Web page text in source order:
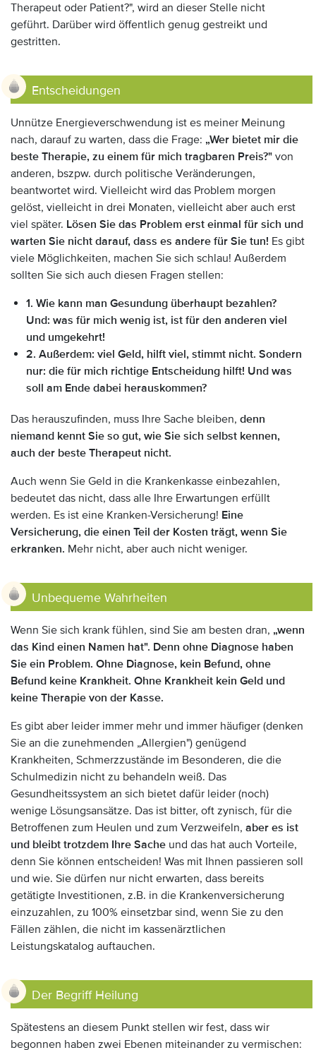
Therapeut oder Patient?", wird an dieser Stelle nicht
geführt. Darüber wird öffentlich genug gestreikt und
gestritten.
Entscheidungen
Unnütze Energieverschwendung ist es meiner Meinung
nach, darauf zu warten, dass die Frage: „Wer bietet mir die
beste Therapie, zu einem für mich tragbaren Preis?" von
anderen, bszpw. durch politische Veränderungen,
beantwortet wird. Vielleicht wird das Problem morgen
gelöst, vielleicht in drei Monaten, vielleicht aber auch erst
viel später. Lösen Sie das Problem erst einmal für sich und
warten Sie nicht darauf, dass es andere für Sie tun! Es gibt
viele Möglichkeiten, machen Sie sich schlau! Außerdem
sollten Sie sich auch diesen Fragen stellen:
1. Wie kann man Gesundung überhaupt bezahlen?
Und: was für mich wenig ist, ist für den anderen viel
und umgekehrt!
2. Außerdem: viel Geld, hilft viel, stimmt nicht. Sondern
nur: die für mich richtige Entscheidung hilft! Und was
soll am Ende dabei herauskommen?
Das herauszufinden, muss Ihre Sache bleiben, denn
niemand kennt Sie so gut, wie Sie sich selbst kennen,
auch der beste Therapeut nicht.
Auch wenn Sie Geld in die Krankenkasse einbezahlen,
bedeutet das nicht, dass alle Ihre Erwartungen erfüllt
werden. Es ist eine Kranken-Versicherung! Eine
Versicherung, die einen Teil der Kosten trägt, wenn Sie
erkranken. Mehr nicht, aber auch nicht weniger.
Unbequeme Wahrheiten
Wenn Sie sich krank fühlen, sind Sie am besten dran, „wenn
das Kind einen Namen hat". Denn ohne Diagnose haben
Sie ein Problem. Ohne Diagnose, kein Befund, ohne
Befund keine Krankheit. Ohne Krankheit kein Geld und
keine Therapie von der Kasse.
Es gibt aber leider immer mehr und immer häufiger (denken
Sie an die zunehmenden „Allergien") genügend
Krankheiten, Schmerzzustände im Besonderen, die die
Schulmedizin nicht zu behandeln weiß. Das
Gesundheitssystem an sich bietet dafür leider (noch)
wenige Lösungsansätze. Das ist bitter, oft zynisch, für die
Betroffenen zum Heulen und zum Verzweifeln, aber es ist
und bleibt trotzdem Ihre Sache und das hat auch Vorteile,
denn Sie können entscheiden! Was mit Ihnen passieren soll
und wie. Sie dürfen nur nicht erwarten, dass bereits
getätigte Investitionen, z.B. in die Krankenversicherung
einzuzahlen, zu 100% einsetzbar sind, wenn Sie zu den
Fällen zählen, die nicht im kassenärztlichen
Leistungskatalog auftauchen.
Der Begriff Heilung
Spätestens an diesem Punkt stellen wir fest, dass wir
begonnen haben zwei Ebenen miteinander zu vermischen: